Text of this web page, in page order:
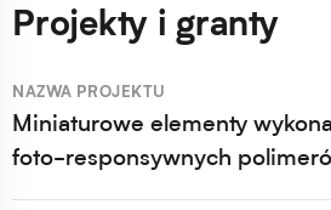
Projekty i granty
NAZWA PROJEKTU
Miniaturowe elementy
foto-responsywnych